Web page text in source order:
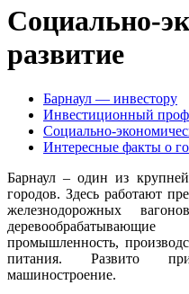
Социально-
развитие
Барнаул — инвестору
Инвестиционный
Социально-
Интересные факты о
Барнаул – один из
городов. Здесь работают
железнодорожных
промышленность,
питания. Развито
машиностроение.